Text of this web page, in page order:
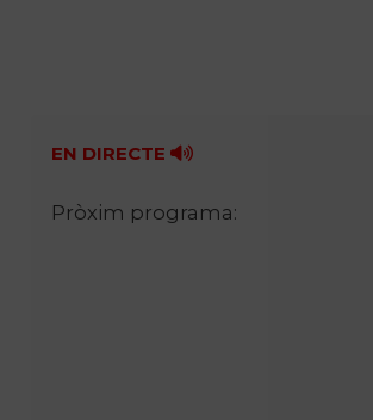
Fes-te'n soci!
EN DIRECTE
Pròxim programa: